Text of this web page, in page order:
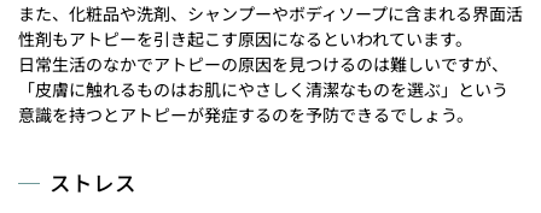
また、化粧品や洗剤、シャンプーやボディソープに含まれる界面活
性剤もアトピーを引き起こす原因になるといわれています。
日常生活のなかでアトピーの原因を見つけるのは難しいですが、
「皮膚に触れるものはお肌にやさしく清潔なものを選ぶ」という
意識を持つとアトピーが発症するのを予防できるでしょう。
ストレス